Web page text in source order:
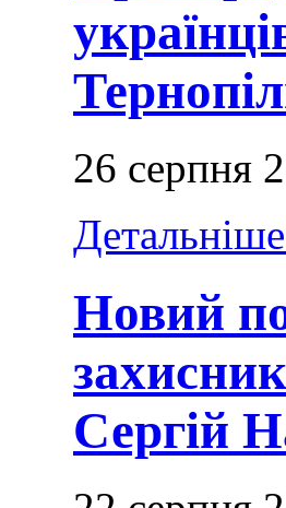
26 серпня
Новий
Сергій